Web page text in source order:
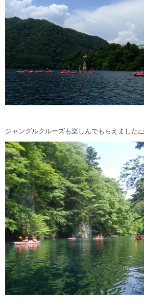
ジャングルクルーズも楽しんでもらえました